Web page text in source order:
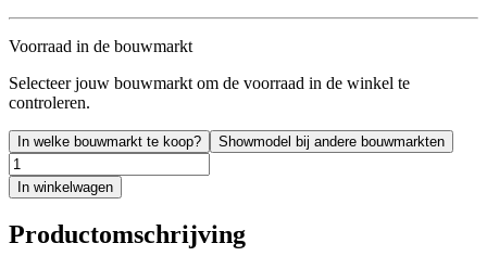
Voorraad in de bouwmarkt
Selecteer jouw bouwmarkt om de voorraad in de winkel te
controleren.
In welke bouwmarkt te koop? Showmodel bij andere bouwmarkten
In winkelwagen
Productomschrijving